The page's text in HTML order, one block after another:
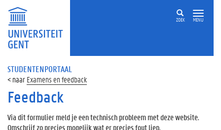
ZOEK MENU
STUDENTENPORTAAL
Examens en feedback
Feedback
Via dit formulier meld je een technisch probleem met deze website.
Omschrijf zo precies mogelijk wat er precies fout liep.